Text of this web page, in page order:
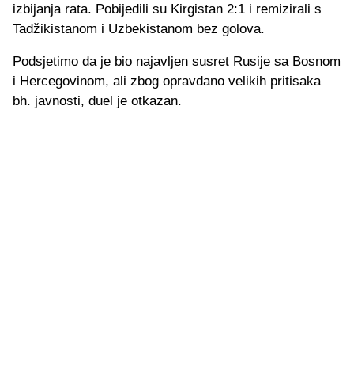
izbijanja rata. Pobijedili su Kirgistan 2:1 i remizirali s
Tadžikistanom i Uzbekistanom bez golova.
Podsjetimo da je bio najavljen susret Rusije sa Bosnom
i Hercegovinom, ali zbog opravdano velikih pritisaka
bh. javnosti, duel je otkazan.